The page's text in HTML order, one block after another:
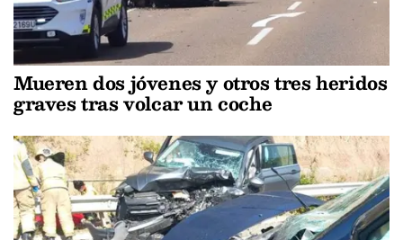
Mueren dos jóvenes y otros tres heridos
graves tras volcar un coche